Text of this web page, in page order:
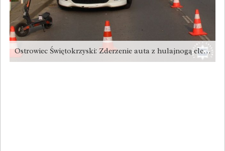
Ostrowiec Świętokrzyski: Zderzenie auta z hulajnogą elektryczną